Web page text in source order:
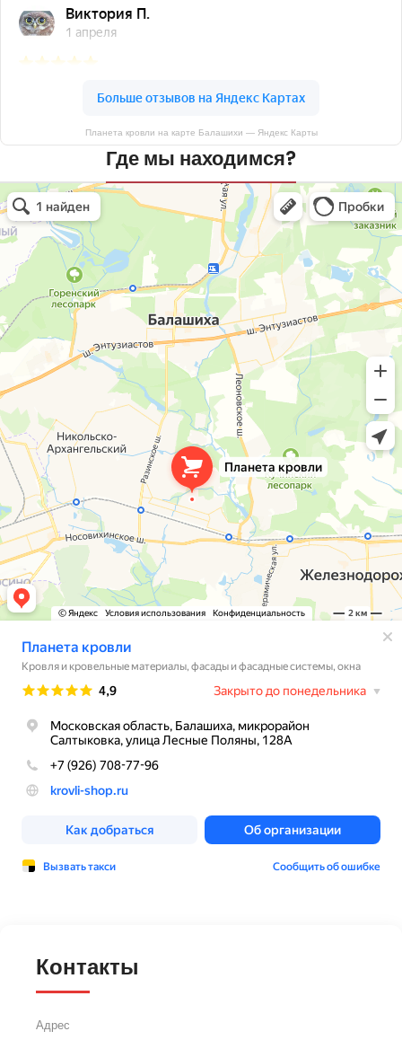
Планета кровли на карте Балашихи — Яндекс Карты
Где мы находимся?
Планета кровли
Кровля и кровельные материалы в Балашихе
Окна в Балашихе
Контакты
Адрес